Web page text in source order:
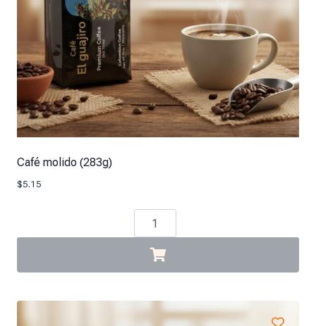
Café molido (283g)
$5.15